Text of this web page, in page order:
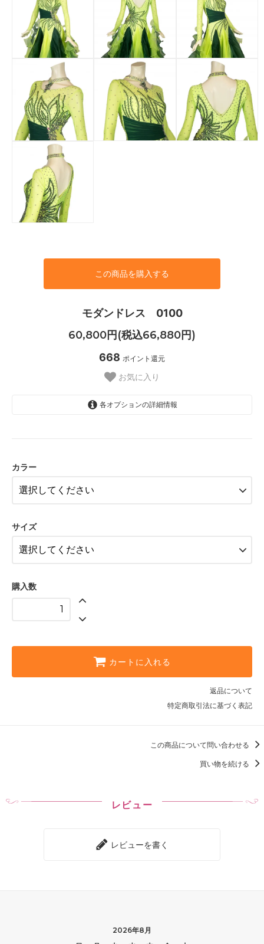
この商品を購入する
モダンドレス 0100
60,800円(税込66,880円)
668 ポイント還元
お気に入り
各オプションの詳細情報
カラー変更
62,800円(税込69,080円)
カラー
サイズ
購入数
カートに入れる
返品について
特定商取引法に基づく表記
この商品について問い合わせる
買い物を続ける
レビュー
レビューを書く
2026年8月